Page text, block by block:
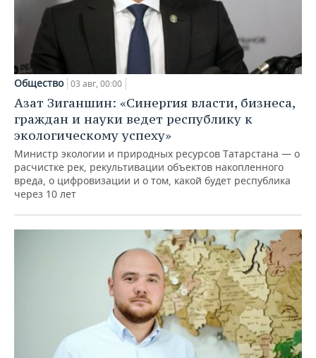
Общество 03 авг, 00:00
Азат Зиганшин: «Синергия власти, бизнеса,
граждан и науки ведет республику к
экологическому успеху»
Министр экологии и природных ресурсов Татарстана — о
расчистке рек, рекультивации объектов накопленного
вреда, о цифровизации и о том, какой будет республика
через 10 лет